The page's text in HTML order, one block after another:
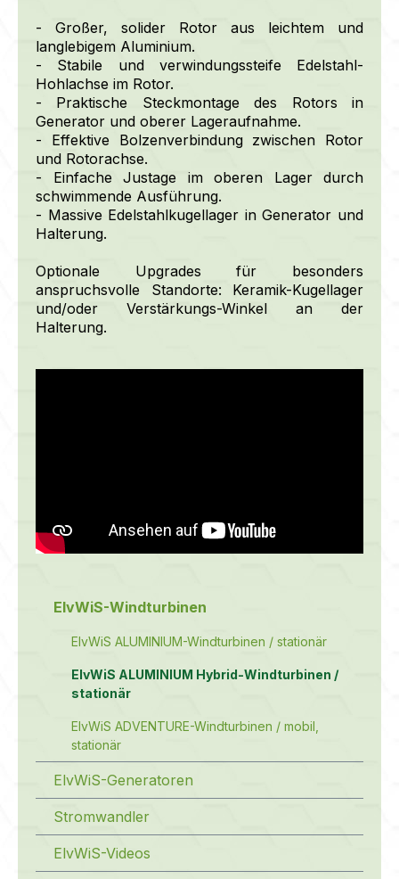
- Großer, solider Rotor aus leichtem und
langlebigem Aluminium.
- Stabile und verwindungssteife Edelstahl-
Hohlachse im Rotor.
- Praktische Steckmontage des Rotors in
Generator und oberer Lageraufnahme.
- Effektive Bolzenverbindung zwischen Rotor
und Rotorachse.
- Einfache Justage im oberen Lager durch
schwimmende Ausführung.
- Massive Edelstahlkugellager in Generator und
Halterung.
Optionale Upgrades für besonders
anspruchsvolle Standorte: Keramik-Kugellager
und/oder Verstärkungs-Winkel an der
Halterung.
ElvWiS-Windturbinen
ElvWiS ALUMINIUM-Windturbinen / stationär
ElvWiS ALUMINIUM Hybrid-Windturbinen /
stationär
ElvWiS ADVENTURE-Windturbinen / mobil,
stationär
ElvWiS-Generatoren
Stromwandler
ElvWiS-Videos